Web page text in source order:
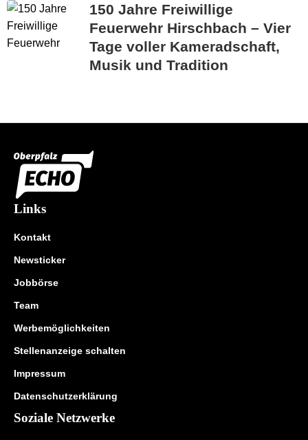
150 Jahre Freiwillige
Feuerwehr Hirschbach – Vier
Tage voller Kameradschaft,
Musik und Tradition
Links
Kontakt
Newsticker
Jobbörse
Team
Werbemöglichkeiten
Stellenanzeige schalten
Impressum
Datenschutzerklärung
Soziale Netzwerke